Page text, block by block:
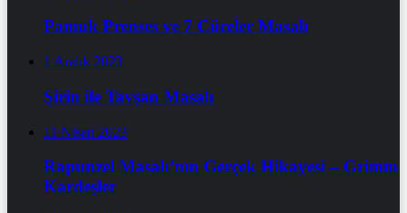
Pamuk Prenses ve 7 Cüceler Masalı
1 Aralık 2023
Şirin ile Tavşan Masalı
11 Nisan 2023
Rapunzel Masalı’nın Gerçek Hikayesi – Grimm
Kardeşler